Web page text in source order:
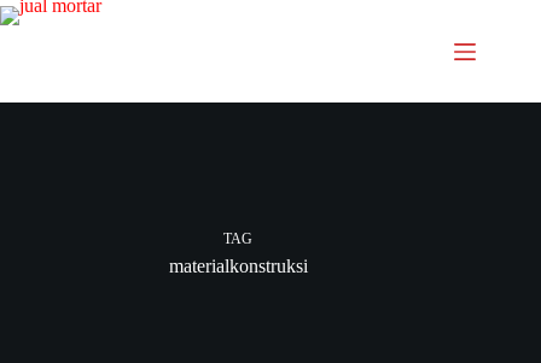
TAG
materialkonstruksi